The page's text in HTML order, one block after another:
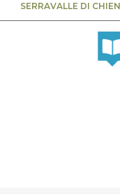
SERRAVALLE DI